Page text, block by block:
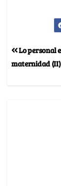
Lo personal
maternidad (II)